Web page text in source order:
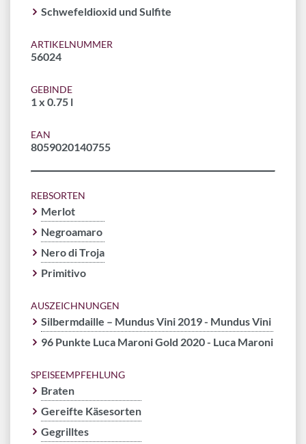
Schwefeldioxid und Sulfite
ARTIKELNUMMER
56024
GEBINDE
1 x 0.75 l
EAN
8059020140755
REBSORTEN
Merlot
Negroamaro
Nero di Troja
Primitivo
AUSZEICHNUNGEN
Silbermdaille – Mundus Vini 2019 - Mundus Vini
96 Punkte Luca Maroni Gold 2020 - Luca Maroni
SPEISEEMPFEHLUNG
Braten
Gereifte Käsesorten
Gegrilltes